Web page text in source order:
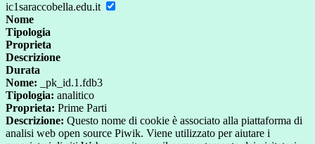
ic1saraccobella.edu.it
Nome
Tipologia
Proprieta
Descrizione
Durata
Nome: _pk_id.1.fdb3
Tipologia: analitico
Proprieta: Prime Parti
Descrizione: Questo nome di cookie è associato alla piattaforma di
analisi web open source Piwik. Viene utilizzato per aiutare i